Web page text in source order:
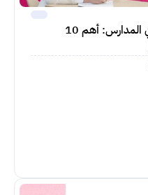
اكمل القراءة